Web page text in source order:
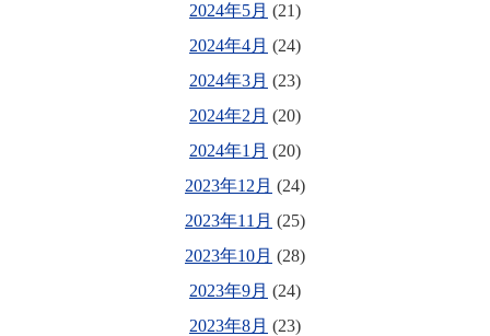
2024年5月 (21)
2024年4月 (24)
2024年3月 (23)
2024年2月 (20)
2024年1月 (20)
2023年12月 (24)
2023年11月 (25)
2023年10月 (28)
2023年9月 (24)
2023年8月 (23)